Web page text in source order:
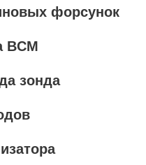
форсунок
BCM
зонда